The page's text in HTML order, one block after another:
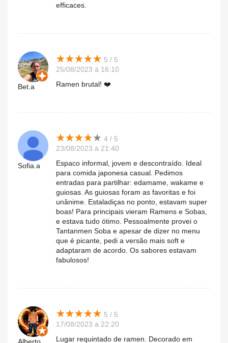
efficaces.
Bet.a
★★★★★
★★★★★ 5 / 5
25/08/2023 à 16:10
Ramen brutal! ❤️
Sofia.a
★★★★★
★★★★★ 4 / 5
23/08/2023 à 21:40
Espaco informal, jovem e descontraído. Ideal
para comida japonesa casual. Pedimos
entradas para partilhar: edamame, wakame e
guiosas. As guiosas foram as favoritas e foi
unânime. Estaladiças no ponto, estavam super
boas! Para principais vieram Ramens e Sobas,
e estava tudo ótimo. Pessoalmente provei o
Tantanmen Soba e apesar de dizer no menu
que é picante, pedi a versão mais soft e
adaptaram de acordo. Os sabores estavam
fabulosos!
★★★★★
★★★★★ 5 / 5
17/08/2023 à 22:20
Lugar requintado de ramen. Decorado em